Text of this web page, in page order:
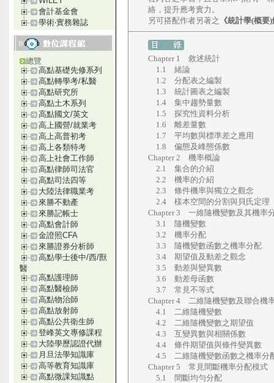
會計基金會
學術‧實務雜誌
總覽
高點基礎先修系列
高點轉學考/私醫
高點研究所
高點土木系列
高點國文/英文
高上國營/就業考
高上高普初考
高上各類特考
高上社會工作師
高點律師司法官
高點司法四等
大陸法律職業考
來勝不動產
來勝記帳士
高點會計師
金證照CFA
來勝證券分析師
高點學士後中/西/獸
醫
高點護理師
高點醫檢師
高點物治師
高點放射師
高點公共衛生師
登峰英文專修課程
大陸學歷認證代辦
月旦法學知識庫
高等教育知識庫
高點微課知識點
絡，提升應考實力。
另可搭配作者另著之 《統計學(概
Chapter 1 敘述統計
1.1 緒論
1.2 分配表之編製
1.3 統計圖表之編製
1.4 集中趨勢量數
1.5 探究性資料分析
1.6 離差量數
1.7 平均數與標準差之應用
1.8 偏態及峰態係數
Chapter 2 機率概論
2.1 集合的介紹
2.2 機率的介紹
2.3 條件機率與獨立之觀念
2.4 樣本空間的分割與貝氏定理
Chapter 3 一維隨機變數及其機率
3.1 隨機變數
3.2 機率分配
3.3 隨機變數函數之機率分配
3.4 期望值及動差之觀念
3.5 動差與變異數
3.6 動差母函數
3.7 常見不等式
Chapter 4 二維隨機變數及聯合機
4.1 二維隨機變數
4.2 二維隨機變數之期望值
4.3 互變異數與相關係數
4.4 條件期望值與條件變異數
4.5 二維隨機變數函數之機率分
Chapter 5 常見間斷機率分配模式
5.1 間斷均勻分配